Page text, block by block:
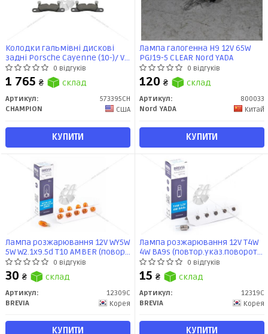
Колодки гальмівні дискові
задні Porsche Cayenne (10-)/ VW
Touareg (10-) (573395CH)
0 відгуків
1 765 ₴ склад
Артикул:
573395CH
CHAMPION
США
КУПИТИ
Лампа галогенна H9 12V 65W
PGJ19-5 CLEAR Nord YADA
0 відгуків
120 ₴ склад
Артикул:
800033
Nord YADA
Китай
КУПИТИ
Лампа розжарювання 12V WY5W
5W W2.1x9.5d T10 AMBER (повор
повор. б/цоколя) (кратно 10)
Brevia
0 відгуків
30 ₴ склад
Артикул:
12309C
BREVIA
Корея
КУПИТИ
Лампа розжарювання 12V T4W
4W BA9s (повтор.указ.поворот/
габарит) (кратно 10) Brevia
0 відгуків
15 ₴ склад
Артикул:
12319C
BREVIA
Корея
КУПИТИ